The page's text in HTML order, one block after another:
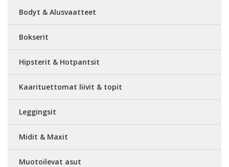
Bodyt & Alusvaatteet
Bokserit
Hipsterit & Hotpantsit
Kaarituettomat liivit & topit
Leggingsit
Midit & Maxit
Muotoilevat asut